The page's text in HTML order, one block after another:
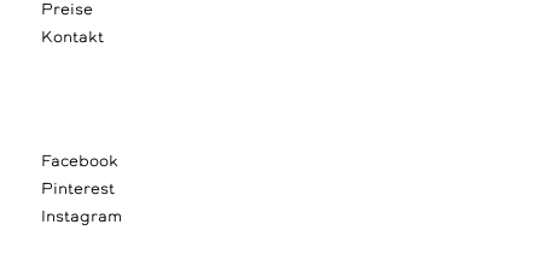
Preise
Kontakt
Facebook
Pinterest
Instagram